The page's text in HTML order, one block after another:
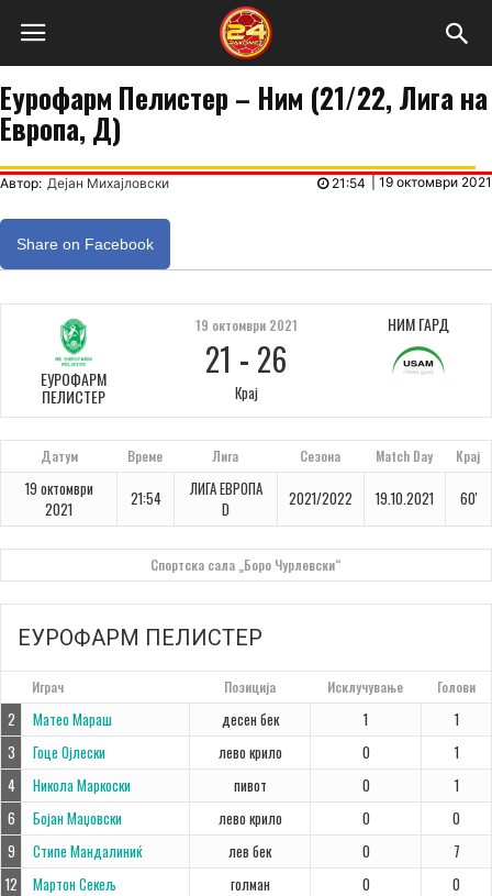
Еурофарм Пелистер – Ним (21/22, Лига на
Европа, Д)
Автор: Дејан Михајловски 19 октомври 2021
21:54
Share on Facebook
ЕУРОФАРМ
ПЕЛИСТЕР
НИМ ГАРД
19 октомври 2021
21 - 26
Крај
Датум Време Лига Сезона Match Day Крај
19 октомври
2021
21:54
ЛИГА ЕВРОПА
D
2021/2022 19.10.2021 60'
Спортска сала „Боро Чурлевски“
ЕУРОФАРМ ПЕЛИСТЕР
Играч Позиција Исклучување Голови
2 Матео Мараш десен бек 1
1
3
Гоце Ојлески лево крило 0
1
4
Никола Маркоски пивот 0
1
6
Бојан Маџовски лево крило 0
0
9
Стипе Мандалиниќ лев бек 0
7
12
Мартон Секељ голман 0
0